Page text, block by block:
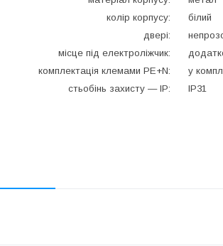
колір корпусу:
білий
двері:
місце під електроліжчик:
комплектація клемами PE+N:
у
стьобінь захисту — IP:
IP31